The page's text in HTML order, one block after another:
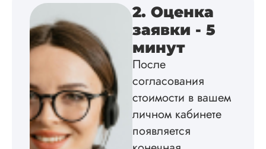
дальше заказывать
работы здесь.
Вид работы:
2. Оценка
заявки - 5
минут
После
согласования
стоимости в вашем
личном кабинете
появляется